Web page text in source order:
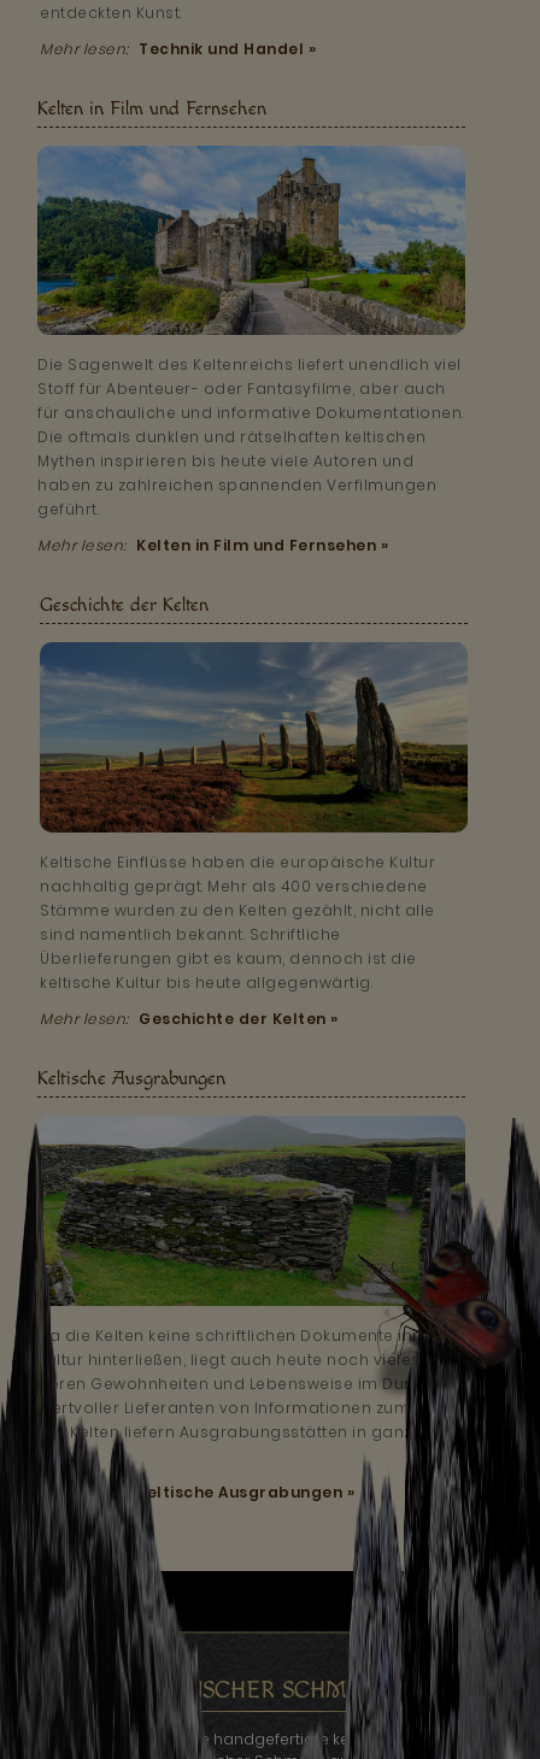
entdeckten Kunst.
Mehr lesen: Technik und Handel »
Kelten in Film und Fernsehen
Die Sagenwelt des Keltenreichs liefert unendlich viel
Stoff für Abenteuer- oder Fantasyfilme, aber auch
für anschauliche und informative Dokumentationen.
Die oftmals dunklen und rätselhaften keltischen
Mythen inspirieren bis heute viele Autoren und
haben zu zahlreichen spannenden Verfilmungen
geführt.
Mehr lesen: Kelten in Film und Fernsehen »
Geschichte der Kelten
Keltische Einflüsse haben die europäische Kultur
nachhaltig geprägt. Mehr als 400 verschiedene
Stämme wurden zu den Kelten gezählt, nicht alle
sind namentlich bekannt. Schriftliche
Überlieferungen gibt es kaum, dennoch ist die
keltische Kultur bis heute allgegenwärtig.
Mehr lesen: Geschichte der Kelten »
Keltische Ausgrabungen
Da die Kelten keine schriftlichen Dokumente ihrer
Kultur hinterließen, liegt auch heute noch vieles über
deren Gewohnheiten und Lebensweise im Dunklen.
Wertvoller Lieferanten von Informationen zum Leben
der Kelten liefern Ausgrabungsstätten in ganz
Europa.
Mehr lesen: Keltische Ausgrabungen »
KELTISCHER SCHMUCK
Auf Kelten.de finden Sie handgefertigte keltischer Schmuck für